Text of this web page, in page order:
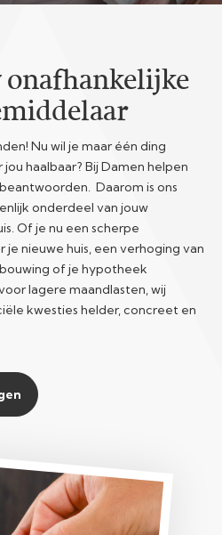
Nu wil je maar één ding
haalbaar? Bij Damen helpen
Daarom is ons
onderdeel van jouw
Of je nu een scherpe
nieuwe huis, een verhoging van
of je hypotheek
lagere maandlasten, wij
kwesties helder, concreet en